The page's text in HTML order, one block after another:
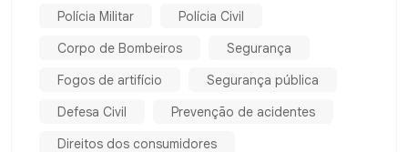
Polícia Militar
Polícia Civil
Corpo de Bombeiros
Segurança
Fogos de artifício
Segurança pública
Defesa Civil
Prevenção de acidentes
Direitos dos consumidores